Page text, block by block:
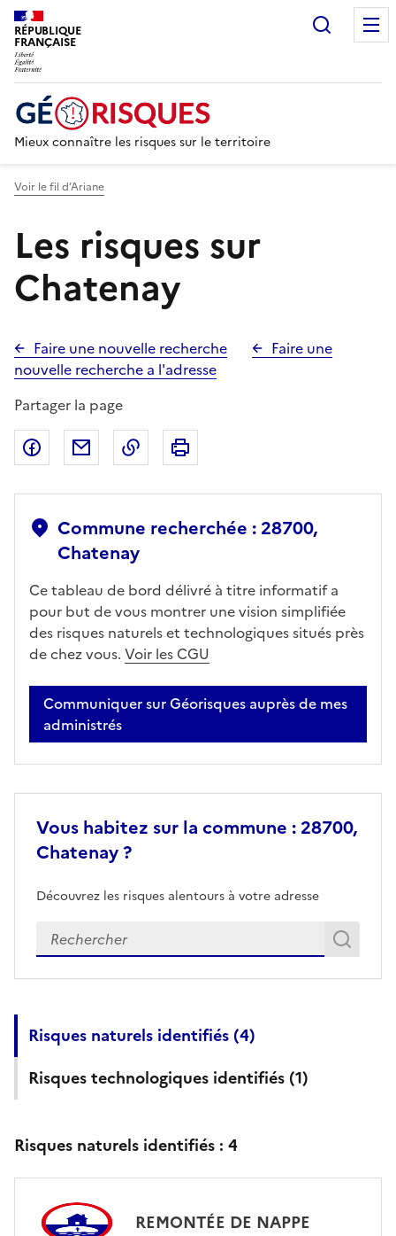
RÉPUBLIQUE
FRANÇAISE
Mieux connaître les risques sur le territoire
Voir le fil d’Ariane
Les risques sur
Chatenay
Faire une nouvelle recherche
Faire une
nouvelle recherche a l'adresse
Partager la page
Partager sur Facebook
Partager par emailCopier dans le presse-papier
Commune recherchée : 28700,
Chatenay
Ce tableau de bord délivré à titre informatif a
pour but de vous montrer une vision simplifiée
des risques naturels et technologiques situés près
de chez vous. Voir les CGU
Communiquer sur Géorisques auprès de mes
administrés
Vous habitez sur la commune : 28700,
Chatenay ?
Découvrez les risques alentours à votre adresse
Veuillez renseigner votre adresse exacte
Risques naturels identifiés (4)
Risques technologiques identifiés (1)
Risques naturels identifiés : 4
REMONTÉE DE NAPPE